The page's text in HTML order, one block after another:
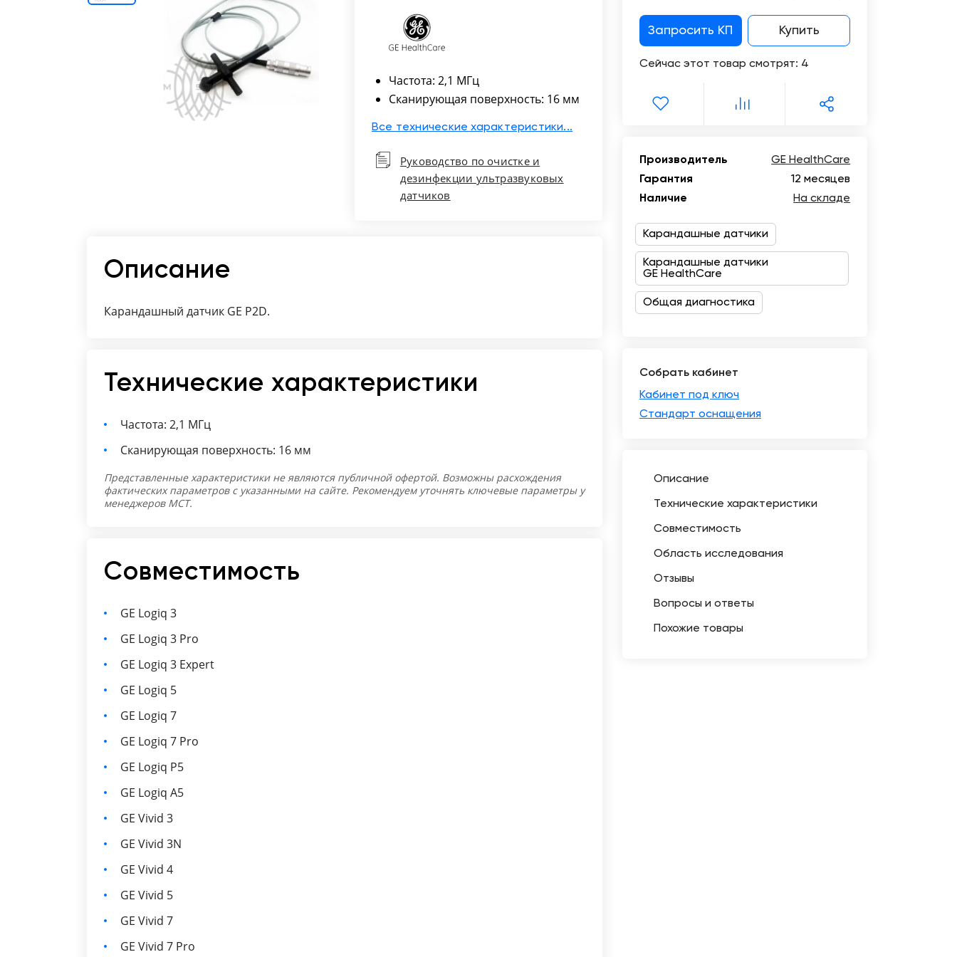
Отзывы
УЗИ
Цифровизация
медицинского
Trade-
Частота: 2,1 МГц
Сканирующая поверхность: 16 мм
Все технические характеристики...
Руководство по очистке и
дезинфекции ультразвуковых
датчиков
Описание
Карандашный датчик GE P2D.
Технические характеристики
Частота: 2,1 МГц
Сканирующая поверхность: 16 мм
Представленные характеристики не являются публичной офертой. Возможны расхождения
фактических параметров с указанными на сайте. Рекомендуем уточнять ключевые параметры у
менеджеров МСТ.
Совместимость
GE Logiq 3
GE Logiq 3 Pro
GE Logiq 3 Expert
GE Logiq 5
GE Logiq 7
GE Logiq 7 Pro
GE Logiq P5
GE Logiq A5
GE Vivid 3
GE Vivid 3N
GE Vivid 4
GE Vivid 5
GE Vivid 7
GE Vivid 7 Pro
Запросить КП Купить
Сейчас этот товар смотрят: 4
Производитель
GE HealthCare
Гарантия
12 месяцев
Наличие
На складе
Карандашные датчики
Карандашные датчики
GE HealthCare
Общая диагностика
Собрать кабинет
Кабинет под ключ
Стандарт оснащения
Описание
Технические характеристики
Совместимость
Область исследования
Отзывы
Вопросы и ответы
Похожие товары